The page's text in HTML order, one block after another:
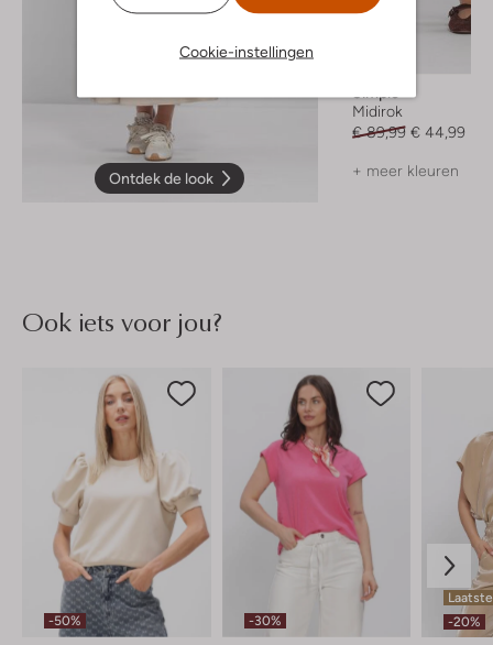
Cookie-instellingen
Ontdek de look
Midirok
€ 89,99 € 44,99
+ meer kleuren
Ook iets voor jou?
-50% -30%
-20%